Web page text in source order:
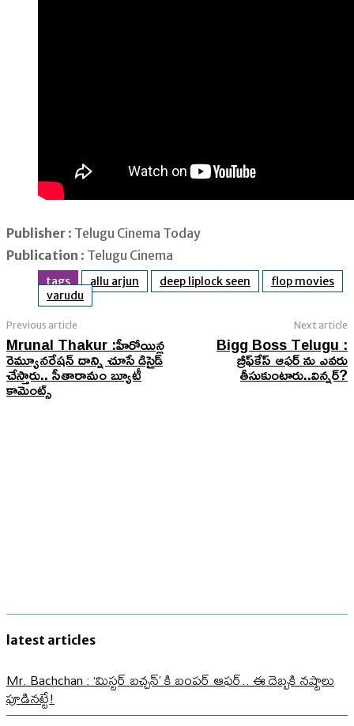
Publisher : Telugu Cinema Today
Publication : Telugu Cinema
tags allu arjun deep liplock seen
flop movies
varudu
Previous article
Mrunal Thakur :హీరోయిన్ల
రెమ్యూనరేషన్ దాన్ని చూసే డిసైడ్
చేస్తారు.. సీతారామం బ్యూటీ
కామెంట్స్
Next article
Bigg Boss Telugu :
బ్రీఫ్‌కేస్ ఆఫర్ ను ఎవరు
తీసుకుంటారు..విన్నర్?
latest articles
Mr. Bachchan : ‘మిస్టర్ బచ్చన్’ కి బంపర్ ఆఫర్.. ఈ దెబ్బకి నష్టాలు
పూడినట్టే!